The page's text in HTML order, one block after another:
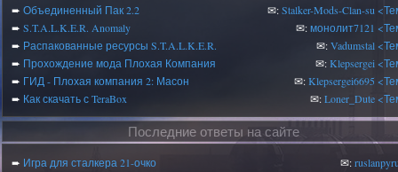
➨ Объединенный Пак 2.2 ✉:Stalker-Mods-Clan-su
➨ S.T.A.L.K.E.R. Anomaly ✉:монолит7121
➨ Распакованные ресурсы S.T.A.L.K.E.R. ✉:Vadumstal
➨ Прохождение мода Плохая Компания ✉:Klepsergei
➨ ГИД - Плохая компания 2: Масон ✉:Klepsergei6695
➨ Как скачать с TeraBox ✉:Loner_Dute
Последние ответы на сайте
➨ Игра для сталкера 21-очко ✉: